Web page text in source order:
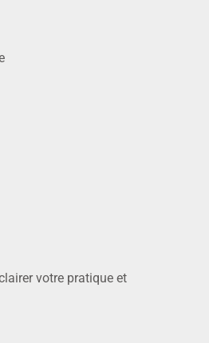
votre pratique et